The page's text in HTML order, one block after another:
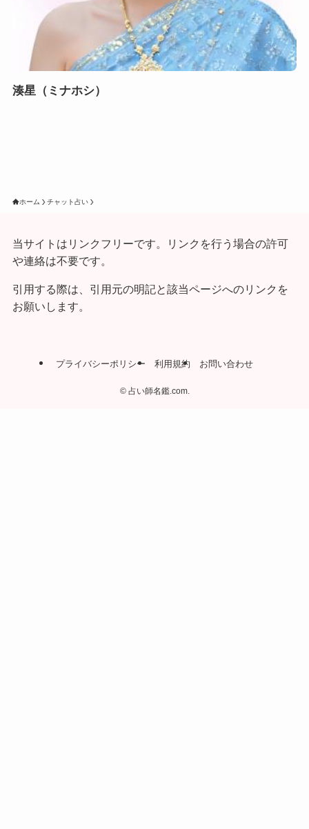
湊星（ミナホシ）
ホーム チャット占い
当サイトはリンクフリーです。リンクを行う場合の許可
や連絡は不要です。
引用する際は、引用元の明記と該当ページへのリンクを
お願いします。
プライバシーポリシー 利用規約 お問い合わせ
©占い師名鑑.com.